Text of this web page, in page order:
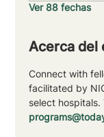
Ver 88 fechas
Acerca del
Connect with
facilitated by
select hospitals.